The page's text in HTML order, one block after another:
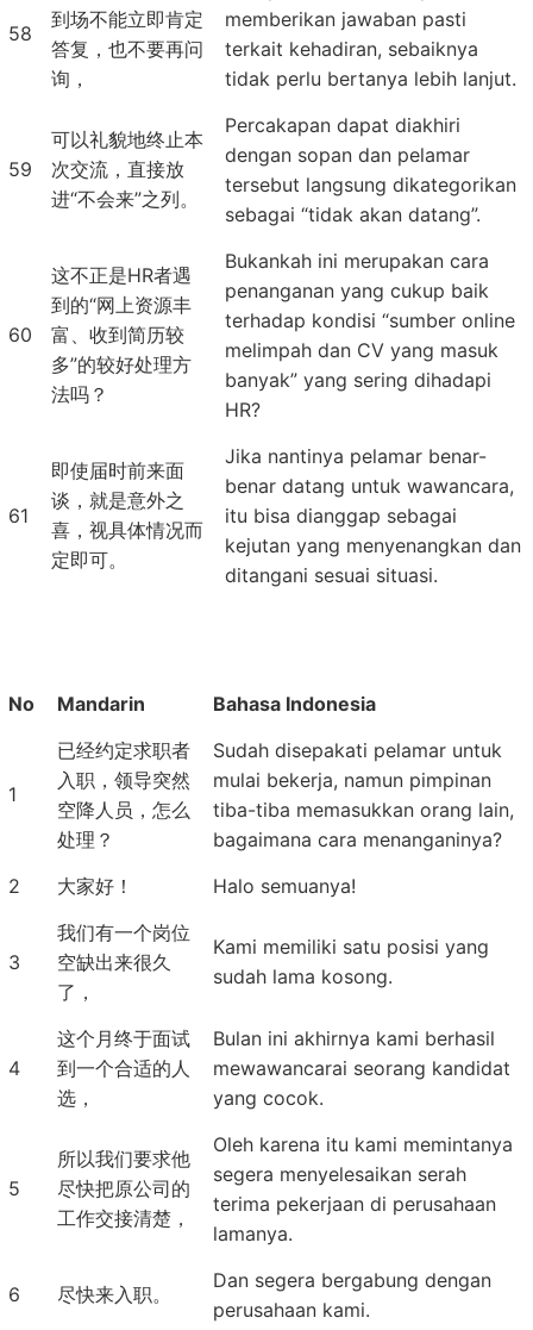
58
到场不能立即肯定
答复，也不要再问
询，
memberikan jawaban pasti
terkait kehadiran, sebaiknya
tidak perlu bertanya lebih lanjut.
59
可以礼貌地终止本
次交流，直接放
进“不会来”之列。
Percakapan dapat diakhiri
dengan sopan dan pelamar
tersebut langsung dikategorikan
sebagai “tidak akan datang”.
60
这不正是HR者遇
到的“网上资源丰
富、收到简历较
多”的较好处理方
法吗？
Bukankah ini merupakan cara
penanganan yang cukup baik
terhadap kondisi “sumber online
melimpah dan CV yang masuk
banyak” yang sering dihadapi
HR?
61
即使届时前来面
谈，就是意外之
喜，视具体情况而
定即可。
Jika nantinya pelamar benar-
benar datang untuk wawancara,
itu bisa dianggap sebagai
kejutan yang menyenangkan dan
ditangani sesuai situasi.
No Mandarin Bahasa Indonesia
1
已经约定求职者
入职，领导突然
空降人员，怎么
处理？
Sudah disepakati pelamar untuk
mulai bekerja, namun pimpinan
tiba-tiba memasukkan orang lain,
bagaimana cara menanganinya?
2
大家好！ Halo semuanya!
3
我们有一个岗位
空缺出来很久
了，
Kami memiliki satu posisi yang
sudah lama kosong.
4
这个月终于面试
到一个合适的人
选，
Bulan ini akhirnya kami berhasil
mewawancarai seorang kandidat
yang cocok.
5
所以我们要求他
尽快把原公司的
工作交接清楚，
Oleh karena itu kami memintanya
segera menyelesaikan serah
terima pekerjaan di perusahaan
lamanya.
6 尽快来入职。
Dan segera bergabung dengan
perusahaan kami.